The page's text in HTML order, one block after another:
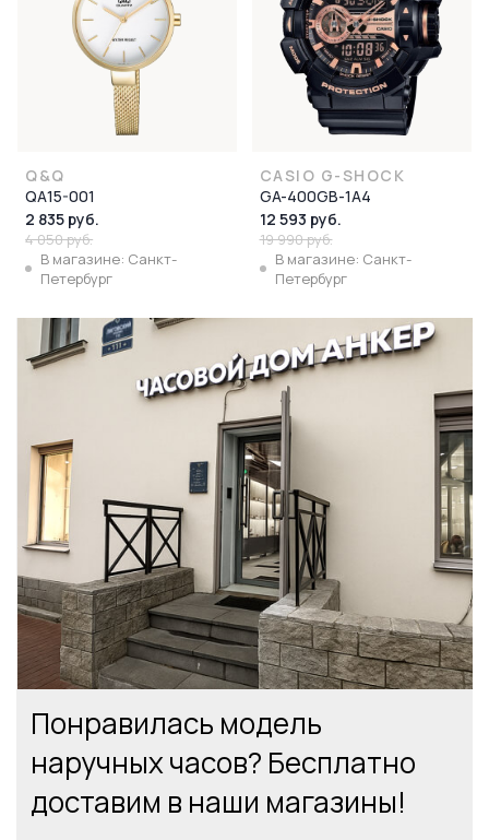
Q&Q
QA15-001
2 835 руб.
4 050 руб.
В магазине: Санкт-
Петербург
CASIO G-SHOCK
GA-400GB-1A4
12 593 руб.
19 990 руб.
В магазине: Санкт-
Петербург
Понравилась модель
наручных часов? Бесплатно
доставим в наши магазины!